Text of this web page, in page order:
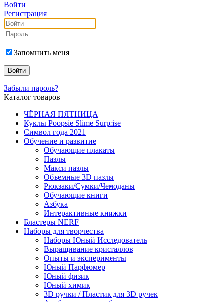
Войти
Регистрация
Запомнить меня
Забыли пароль?
Каталог товаров
ЧЁРНАЯ ПЯТНИЦА
Куклы Poopsie Slime Surprise
Символ года 2021
Обучение и развитие
Обучающие плакаты
Пазлы
Макси пазлы
Объемные 3D пазлы
Рюкзаки/Сумки/Чемоданы
Обучающие книги
Азбука
Интерактивные книжки
Бластеры NERF
Наборы для творчества
Наборы Юный Исследователь
Выращивание кристаллов
Опыты и эксперименты
Юный Парфюмер
Юный физик
Юный химик
3D ручки / Пластик для 3D ручек